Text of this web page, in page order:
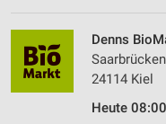
Denns
24114 Kiel
Heute